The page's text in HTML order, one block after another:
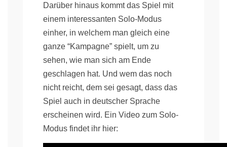
Darüber hinaus kommt das Spiel mit
einem interessanten Solo-Modus
einher, in welchem man gleich eine
ganze “Kampagne” spielt, um zu
sehen, wie man sich am Ende
geschlagen hat. Und wem das noch
nicht reicht, dem sei gesagt, dass das
Spiel auch in deutscher Sprache
erscheinen wird. Ein Video zum Solo-
Modus findet ihr hier: